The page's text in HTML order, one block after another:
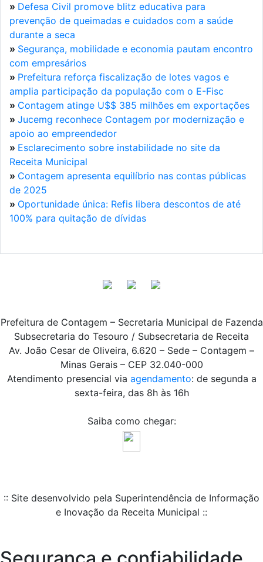
» Defesa Civil promove blitz educativa para
prevenção de queimadas e cuidados com a saúde
durante a seca
» Segurança, mobilidade e economia pautam encontro
com empresários
» Prefeitura reforça fiscalização de lotes vagos e
amplia participação da população com o E-Fisc
» Contagem atinge U$$ 385 milhões em exportações
» Jucemg reconhece Contagem por modernização e
apoio ao empreendedor
» Esclarecimento sobre instabilidade no site da
Receita Municipal
» Contagem apresenta equilíbrio nas contas públicas
de 2025
» Oportunidade única: Refis libera descontos de até
100% para quitação de dívidas
Prefeitura de Contagem – Secretaria Municipal de Fazenda
Subsecretaria do Tesouro / Subsecretaria de Receita
Av. João Cesar de Oliveira, 6.620 – Sede – Contagem –
Minas Gerais – CEP 32.040-000
Atendimento presencial via agendamento: de segunda a
sexta-feira, das 8h às 16h
Saiba como chegar:
:: Site desenvolvido pela Superintendência de Informação
e Inovação da Receita Municipal ::